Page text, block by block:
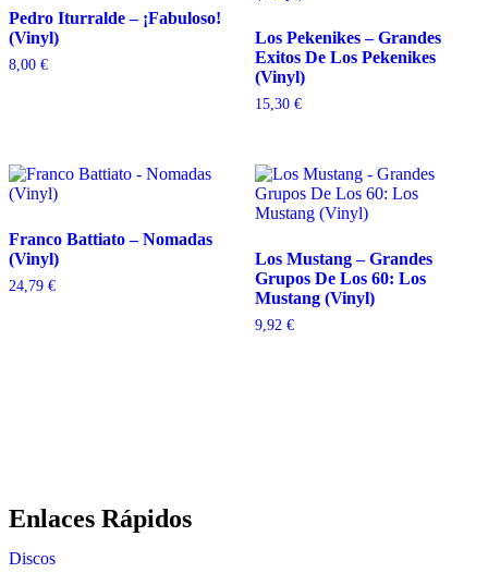
Pedro Iturralde – ¡Fabuloso!
(Vinyl)
8,00 €
Los Pekenikes – Grandes
Exitos De Los Pekenikes
(Vinyl)
15,30 €
Franco Battiato – Nomadas
(Vinyl)
24,79 €
Los Mustang – Grandes
Grupos De Los 60: Los
Mustang (Vinyl)
9,92 €
Enlaces Rápidos
Discos